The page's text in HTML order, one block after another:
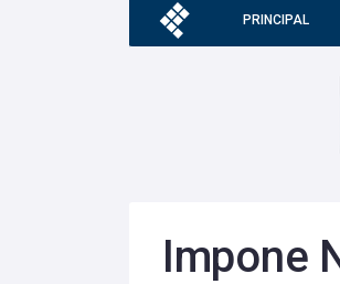
PRINCIPAL
Impone